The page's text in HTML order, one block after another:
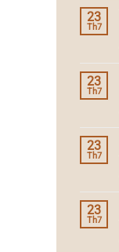
23
Th7
23
Th7
23
Th7
23
Th7